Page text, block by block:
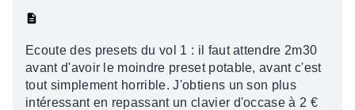
Ecoute des presets du vol 1 : il faut attendre 2m30
avant d'avoir le moindre preset potable, avant c'est
tout simplement horrible. J'obtiens un son plus
intéressant en repassant un clavier d'occase à 2 €